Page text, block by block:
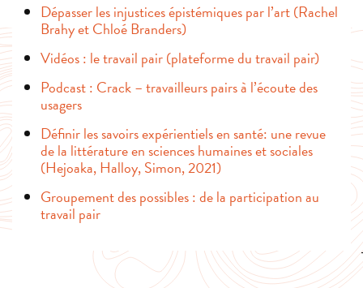
Dépasser les injustices épistémiques par l’art (Rachel
Brahy et Chloé Branders)
Vidéos : le travail pair (plateforme du travail pair)
Podcast : Crack – travailleurs pairs à l’écoute des
usagers
Définir les savoirs expérientiels en santé: une revue
de la littérature en sciences humaines et sociales
(Hejoaka, Halloy, Simon, 2021)
Groupement des possibles : de la participation au
travail pair